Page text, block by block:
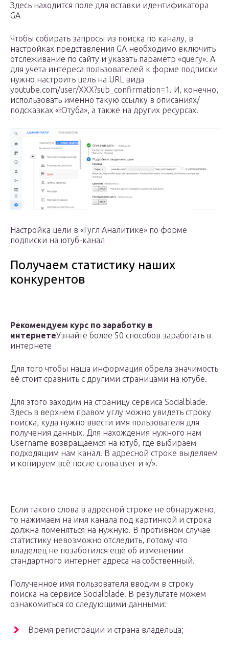
Здесь находится поле для вставки идентификатора
GA
Чтобы собирать запросы из поиска по каналу, в
настройках представления GA необходимо включить
отслеживание по сайту и указать параметр «query». А
для учета интереса пользователей к форме подписки
нужно настроить цель на URL вида
youtube.com/user/XXX?sub_confirmation=1. И, конечно,
использовать именно такую ссылку в описаниях/
подсказках «Ютуба», а также на других ресурсах.
Настройка цели в «Гугл Аналитике» по форме
подписки на ютуб-канал
Получаем статистику наших
конкурентов
Рекомендуем курс по заработку в
интернетеУзнайте более 50 способов заработать в
интернете
Для того чтобы наша информация обрела значимость
её стоит сравнить с другими страницами на ютубе.
Для этого заходим на страницу сервиса Socialblade.
Здесь в верхнем правом углу можно увидеть строку
поиска, куда нужно ввести имя пользователя для
получения данных. Для нахождения нужного нам
Username возвращаемся на ютуб, где выбираем
подходящим нам канал. В адресной строке выделяем
и копируем всё после слова user и «/».
Если такого слова в адресной строке не обнаружено,
то нажимаем на имя канала под картинкой и строка
должна поменяться на нужную. В противном случае
статистику невозможно отследить, потому что
владелец не позаботился ещё об изменении
стандартного интернет адреса на собственный.
Полученное имя пользователя вводим в строку
поиска на сервисе Socialblade. В результате можем
ознакомиться со следующими данными:
Время регистрации и страна владельца;